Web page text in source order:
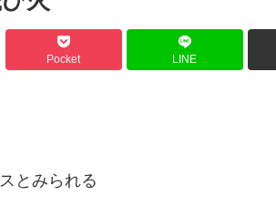
Pocket LINE
とみられる